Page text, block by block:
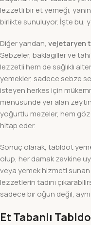
lezzetli bir et yemeği,
birlikte sunuluyor. İşte bu,
Diğer yandan, vejetaryen
Sebzeler, baklagiller ve
lezzetli hem de sağlıklı
yemekler, sadece sebze
isteyen herkes için
menüsünde yer alan
yoğurtlu mezeler, hem göz
hitap eder.
Sonuç olarak, tabldot
olup, her damak zevkine
veya yemek hizmeti
lezzetlerin tadını
sadece bir öğün değil,
Et Tabanlı